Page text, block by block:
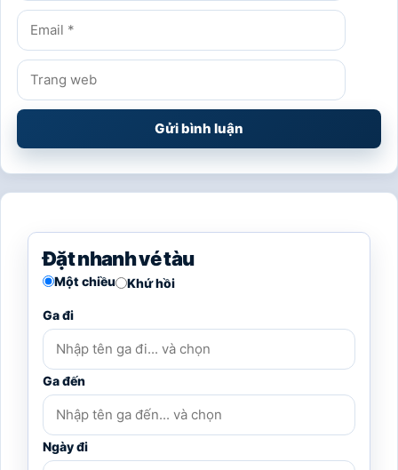
Email
Trang
web
Đặt nhanh vé tàu
Một chiều Khứ hồi
Ga đi
Ga đến
Ngày đi